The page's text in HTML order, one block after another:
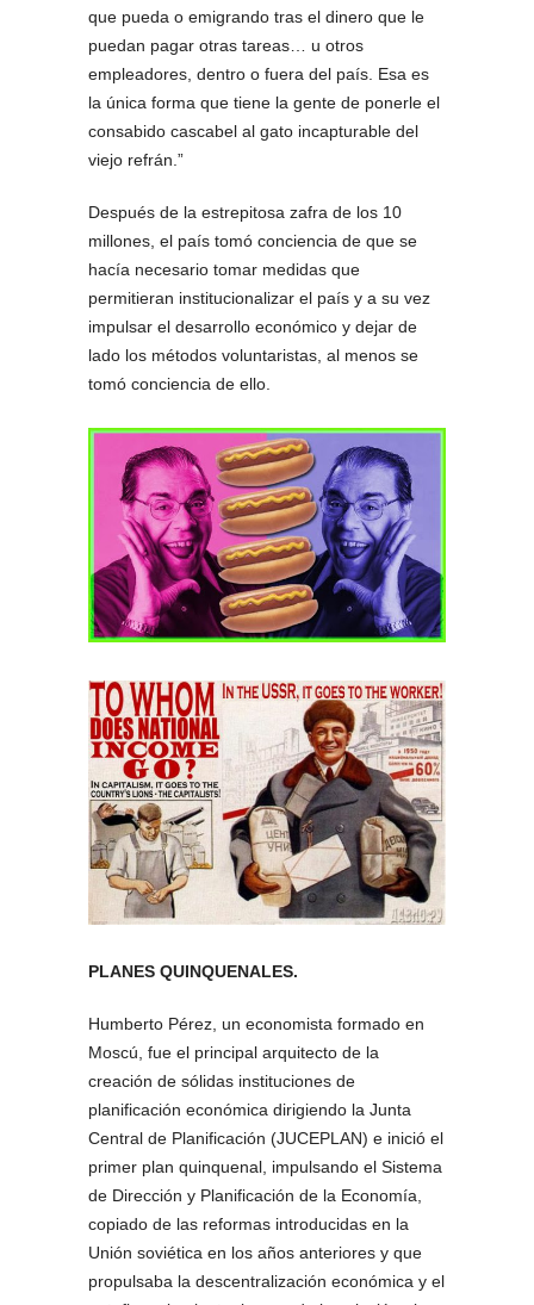
que pueda o emigrando tras el dinero que le
puedan pagar otras tareas… u otros
empleadores, dentro o fuera del país. Esa es
la única forma que tiene la gente de ponerle el
consabido cascabel al gato incapturable del
viejo refrán.”
Después de la estrepitosa zafra de los 10
millones, el país tomó conciencia de que se
hacía necesario tomar medidas que
permitieran institucionalizar el país y a su vez
impulsar el desarrollo económico y dejar de
lado los métodos voluntaristas, al menos se
tomó conciencia de ello.
PLANES QUINQUENALES.
Humberto Pérez, un economista formado en
Moscú, fue el principal arquitecto de la
creación de sólidas instituciones de
planificación económica dirigiendo la Junta
Central de Planificación (JUCEPLAN) e inició el
primer plan quinquenal, impulsando el Sistema
de Dirección y Planificación de la Economía,
copiado de las reformas introducidas en la
Unión soviética en los años anteriores y que
propulsaba la descentralización económica y el